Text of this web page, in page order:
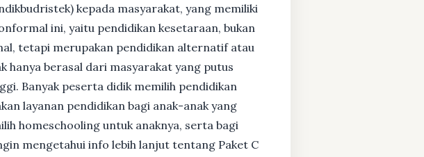
kepada masyarakat, yang memiliki
ini, yaitu pendidikan kesetaraan, bukan
tetapi merupakan pendidikan alternatif atau
hanya berasal dari masyarakat yang putus
Banyak peserta didik memilih pendidikan
layanan pendidikan bagi anak-anak yang
homeschooling untuk anaknya, serta bagi
mengetahui info lebih lanjut tentang Paket C